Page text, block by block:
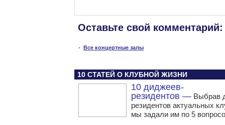
Оставьте свой комментарий:
• Все концертные залы
10 СТАТЕЙ О КЛУБНОЙ ЖИЗНИ
10 диджеев-
резидентов — Выбрав
резидентов актуальных
мы задали им по 5